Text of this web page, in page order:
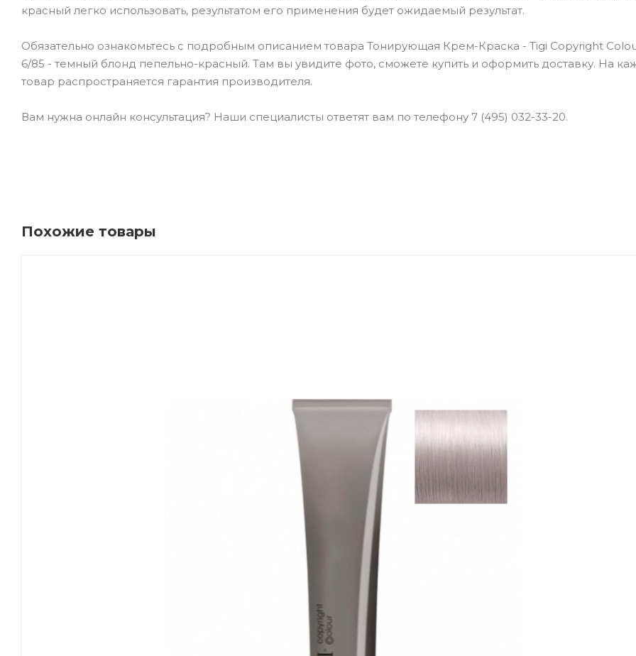
красный легко использовать, результатом его применения будет ожидаемый результат.
Обязательно ознакомьтесь с подробным описанием товара Тонирующая Крем-Краска - Tigi Copyright
6/85 - темный блонд пепельно-красный. Там вы увидите фото, сможете купить и оформить доставку. На
товар распространяется гарантия производителя.
Вам нужна онлайн консультация? Наши специалисты ответят вам по телефону 7 (495) 032-33-20.
Похожие товары